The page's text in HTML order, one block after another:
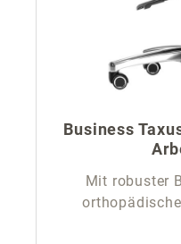
Business
Mit robuster